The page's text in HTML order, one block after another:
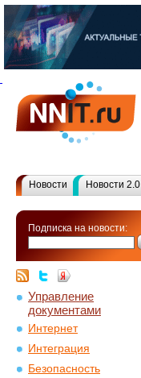
Новости Новости 2.0
Подписка на новости:
Управление
документами
Интернет
Интеграция
Безопасность